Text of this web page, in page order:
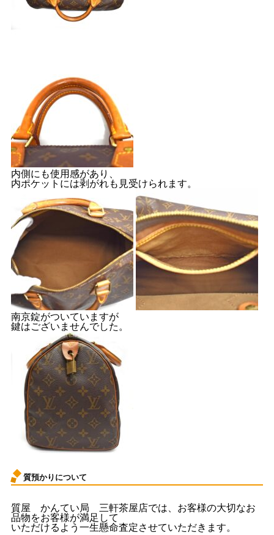
内側にも使用感があり、
内ポケットには剥がれも見受けられます。
南京錠がついていますが
鍵はございませんでした。
質預かりについて
質屋 かんてい局 三軒茶屋店では、お客様の大切なお
品物をお客様が満足して
いただけるよう一生懸命査定させていただきます。